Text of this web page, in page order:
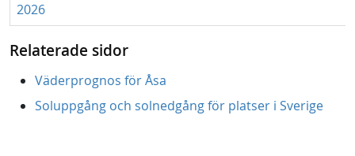
2026
Relaterade sidor
Väderprognos för Åsa
Soluppgång och solnedgång för platser i Sverige